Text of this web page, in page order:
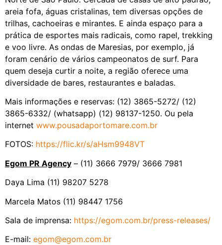
areia fofa, águas cristalinas, tem diversas opções de
trilhas, cachoeiras e mirantes. E ainda espaço para a
prática de esportes mais radicais, como rapel, trekking
e voo livre. As ondas de Maresias, por exemplo, já
foram cenário de vários campeonatos de surf. Para
quem deseja curtir a noite, a região oferece uma
diversidade de bares, restaurantes e baladas.
Mais informações e reservas: (12) 3865-5272/ (12)
3865-6332/ (whatsapp) (12) 98137-1250. Ou pela
internet www.pousadaportomare.com.br
FOTOS: https://flic.kr/s/aHsm9948VT
Egom PR Agency – (11) 3666 7979/ 3666 7981
Daya Lima (11) 98207 5278
Marcela Matos (11) 98447 1756
Sala de imprensa: https://egom.com.br/press-releases/
E-mail: egom@egom.com.br